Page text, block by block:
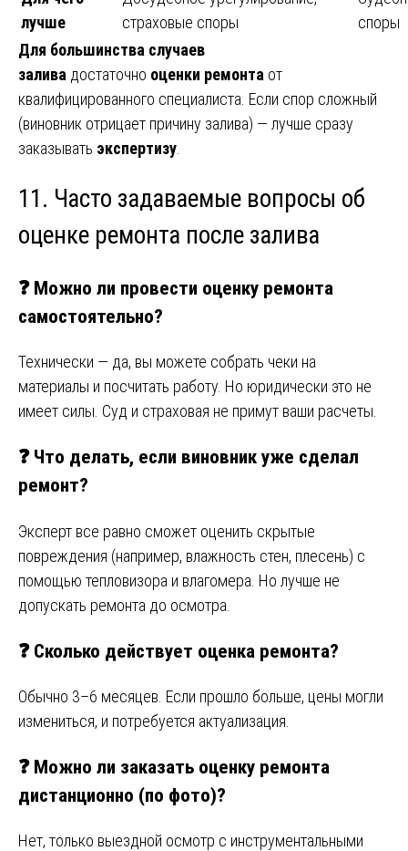
лучше
страховые споры
споры
Для большинства случаев
залива достаточно оценки ремонта от
квалифицированного специалиста. Если спор сложный
(виновник отрицает причину залива) — лучше сразу
заказывать экспертизу
11. Часто задаваемые вопросы об
оценке ремонта после залива
❓ Можно ли провести оценку ремонта
самостоятельно?
Технически — да, вы можете собрать чеки на
материалы и посчитать работу. Но юридически это не
имеет силы. Суд и страховая не примут ваши расчеты.
❓ Что делать, если виновник уже сделал
ремонт?
Эксперт все равно сможет оценить скрытые
повреждения (например, влажность стен, плесень) с
помощью тепловизора и влагомера. Но лучше не
допускать ремонта до осмотра.
❓ Сколько действует оценка ремонта?
Обычно 3–6 месяцев. Если прошло больше, цены могли
измениться, и потребуется актуализация.
❓ Можно ли заказать оценку ремонта
дистанционно (по фото)?
Нет, только выездной осмотр с инструментальными